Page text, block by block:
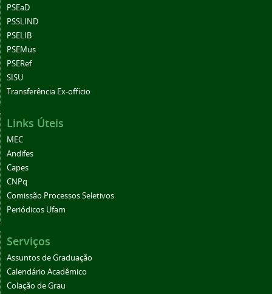
PSEaD
PSSLIND
PSELIB
PSEMus
PSERef
SISU
Transferência Ex-officio
Links Úteis
MEC
Andifes
Capes
CNPq
Comissão Processos Seletivos
Periódicos Ufam
Serviços
Assuntos de Graduação
Calendário Acadêmico
Colação de Grau